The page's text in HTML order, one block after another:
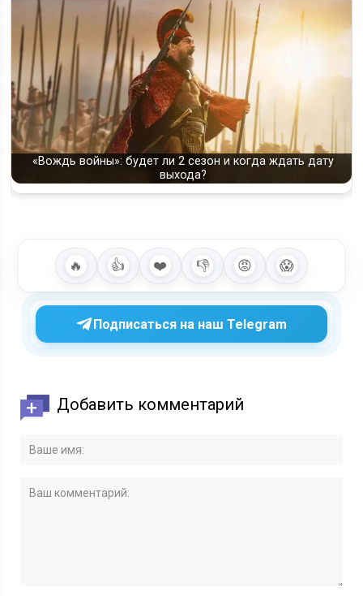
Будет ли 6 сезон сериала «Эмили в Париже»: что известно о
продолжении
«Вождь войны»: будет ли 2 сезон и когда ждать дату
выхода?
🔥 👍 ❤️ 👎 😡 😱
Подписаться на наш Telegram
Добавить комментарий